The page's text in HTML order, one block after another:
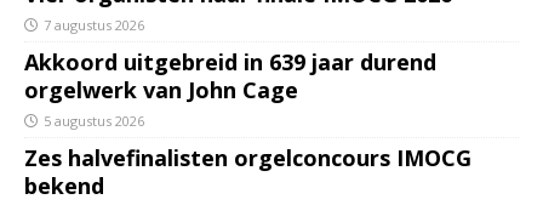
7 augustus 2026
Akkoord uitgebreid in 639 jaar durend
orgelwerk van John Cage
5 augustus 2026
Zes halvefinalisten orgelconcours IMOCG
bekend